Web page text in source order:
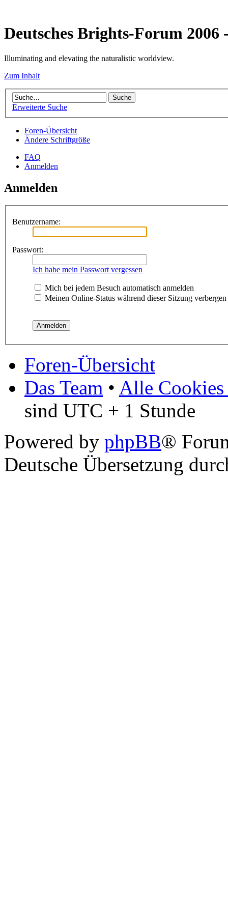
Deutsches Brights-Forum
Illuminating and elevating the naturalistic worldview.
Zum Inhalt
Erweiterte Suche
Foren-Übersicht
Ändere Schriftgröße
FAQ
Anmelden
Anmelden
Benutzername:
Passwort:
Ich habe mein Passwort vergessen
Mich bei jedem Besuch automatisch anmelden
Meinen Online-Status während dieser Sitzung verbergen
Foren-Übersicht
Das Team • Alle Cookies
sind UTC + 1 Stunde
Powered by phpBB®
Deutsche Übersetzung